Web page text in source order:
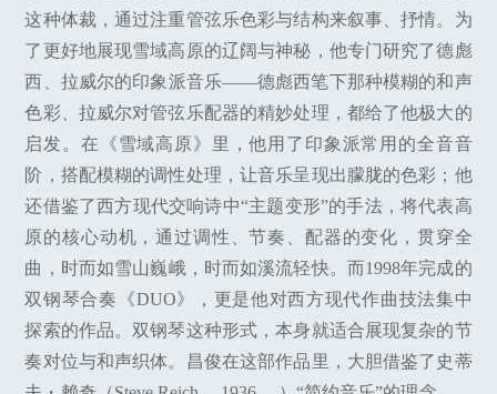
这种体裁，通过注重管弦乐色彩与结构来叙事、抒情。为
了更好地展现雪域高原的辽阔与神秘，他专门研究了德彪
西、拉威尔的印象派音乐——德彪西笔下那种模糊的和声
色彩、拉威尔对管弦乐配器的精妙处理，都给了他极大的
启发。在《雪域高原》里，他用了印象派常用的全音音
阶，搭配模糊的调性处理，让音乐呈现出朦胧的色彩；他
还借鉴了西方现代交响诗中“主题变形”的手法，将代表高
原的核心动机，通过调性、节奏、配器的变化，贯穿全
曲，时而如雪山巍峨，时而如溪流轻快。而1998年完成的
双钢琴合奏《DUO》，更是他对西方现代作曲技法集中
探索的作品。双钢琴这种形式，本身就适合展现复杂的节
奏对位与和声织体。昌俊在这部作品里，大胆借鉴了史蒂